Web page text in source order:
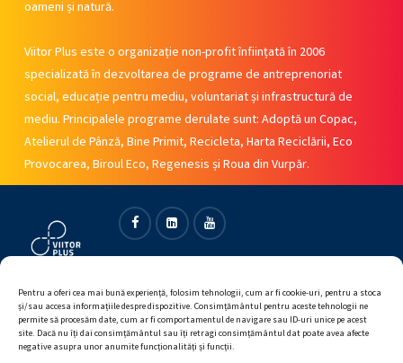
Pentru a oferi cea mai bună experiență, folosim tehnologii, cum ar fi cookie-uri, pentru a stoca
și/sau accesa informațiile despre dispozitive. Consimțământul pentru aceste tehnologii ne
permite să procesăm date, cum ar fi comportamentul de navigare sau ID-uri unice pe acest
site. Dacă nu îți dai consimțământul sau îți retragi consimțământul dat poate avea afecte
negative asupra unor anumite funcționalități și funcții.
oameni și natură.
Viitor Plus este o organizație non-profit înființată în 2006
specializată în dezvoltarea de programe de antreprenoriat
social, educație pentru mediu, voluntariat și infrastructură de
mediu. Principalele programe derulate sunt: Adoptă un Copac,
Atelierul de Pânză, Bine Primit, Recicleta, Harta Reciclării, Eco
Provocarea, Biroul Eco, Regenesis și Roua din Vurpăr.
FacebookLinkedinYoutube